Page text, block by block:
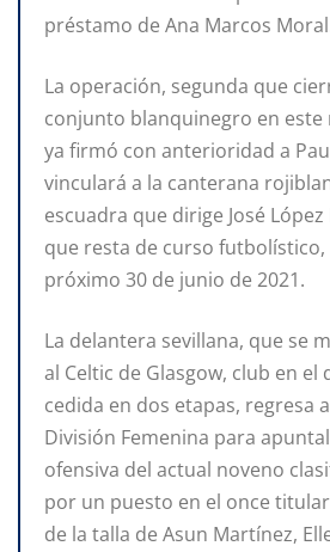
préstamo de Ana Marcos
La operación, segunda que
conjunto blanquinegro en este
ya firmó con anterioridad a
vinculará a la canterana
escuadra que dirige José
que resta de curso futbolístico,
próximo 30 de junio de 2021.
La delantera sevillana, que se
al Celtic de Glasgow, club en el
cedida en dos etapas, regresa
División Femenina para
ofensiva del actual noveno
por un puesto en el once
de la talla de Asun Martínez,